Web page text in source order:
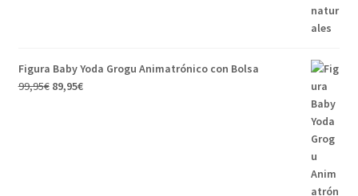
Figura Baby Yoda Grogu Animatrónico con Bolsa
99,95€ 89,95€